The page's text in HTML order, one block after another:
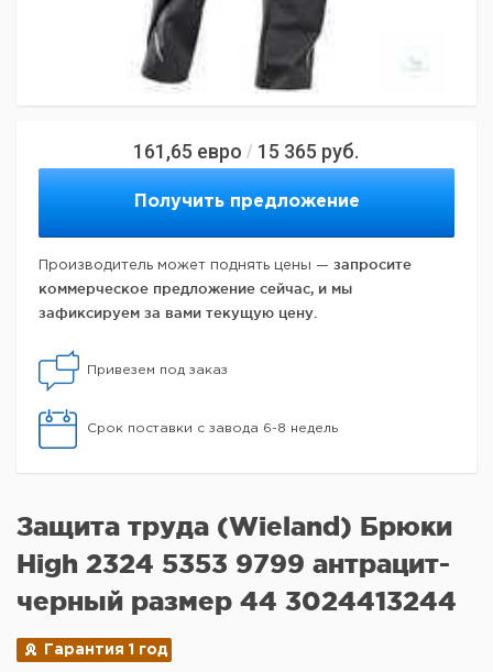
161,65 евро / 15 365 руб.
Получить предложение
Производитель может поднять цены — запросите
коммерческое предложение сейчас, и мы
зафиксируем за вами текущую цену.
Привезем под заказ
Срок поставки с завода 6-8 недель
Защита труда (Wieland) Брюки
High 2324 5353 9799 антрацит-
черный размер 44 3024413244
Гарантия 1 год